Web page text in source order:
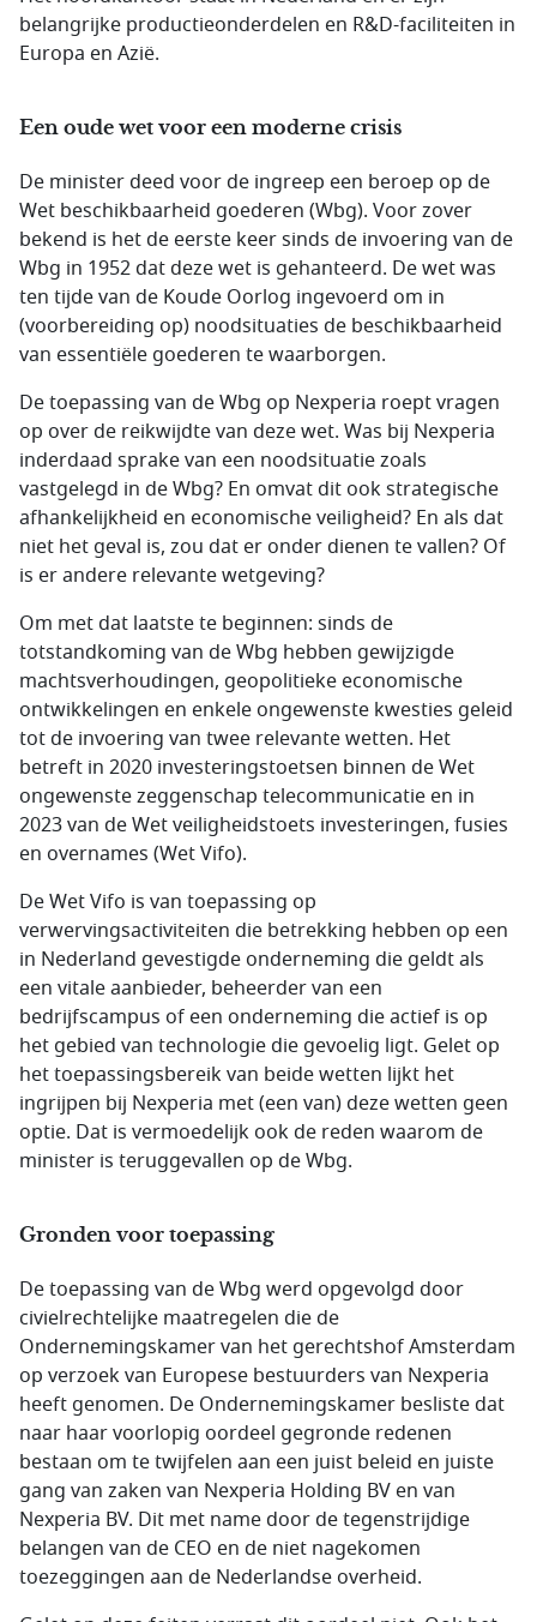
belangrijke productieonderdelen en R&D-faciliteiten in
Europa en Azië.
Een oude wet voor een moderne crisis
De minister deed voor de ingreep een beroep op de
Wet beschikbaarheid goederen (Wbg). Voor zover
bekend is het de eerste keer sinds de invoering van de
Wbg in 1952 dat deze wet is gehanteerd. De wet was
ten tijde van de Koude Oorlog ingevoerd om in
(voorbereiding op) noodsituaties de beschikbaarheid
van essentiële goederen te waarborgen.
De toepassing van de Wbg op Nexperia roept vragen
op over de reikwijdte van deze wet. Was bij Nexperia
inderdaad sprake van een noodsituatie zoals
vastgelegd in de Wbg? En omvat dit ook strategische
afhankelijkheid en economische veiligheid? En als dat
niet het geval is, zou dat er onder dienen te vallen? Of
is er andere relevante wetgeving?
Om met dat laatste te beginnen: sinds de
totstandkoming van de Wbg hebben gewijzigde
machtsverhoudingen, geopolitieke economische
ontwikkelingen en enkele ongewenste kwesties geleid
tot de invoering van twee relevante wetten. Het
betreft in 2020 investeringstoetsen binnen de Wet
ongewenste zeggenschap telecommunicatie en in
2023 van de Wet veiligheidstoets investeringen, fusies
en overnames (Wet Vifo).
De Wet Vifo is van toepassing op
verwervingsactiviteiten die betrekking hebben op een
in Nederland gevestigde onderneming die geldt als
een vitale aanbieder, beheerder van een
bedrijfscampus of een onderneming die actief is op
het gebied van technologie die gevoelig ligt. Gelet op
het toepassingsbereik van beide wetten lijkt het
ingrijpen bij Nexperia met (een van) deze wetten geen
optie. Dat is vermoedelijk ook de reden waarom de
minister is teruggevallen op de Wbg.
Gronden voor toepassing
De toepassing van de Wbg werd opgevolgd door
civielrechtelijke maatregelen die de
Ondernemingskamer van het gerechtshof Amsterdam
op verzoek van Europese bestuurders van Nexperia
heeft genomen. De Ondernemingskamer besliste dat
naar haar voorlopig oordeel gegronde redenen
bestaan om te twijfelen aan een juist beleid en juiste
gang van zaken van Nexperia Holding BV en van
Nexperia BV. Dit met name door de tegenstrijdige
belangen van de CEO en de niet nagekomen
toezeggingen aan de Nederlandse overheid.